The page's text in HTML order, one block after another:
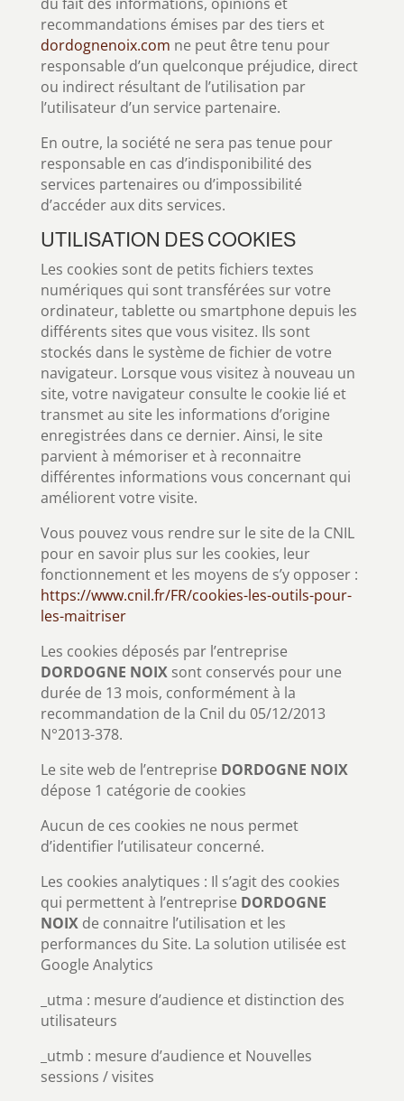
recommandations émises par des tiers et
dordognenoix.com ne peut être tenu pour
responsable d’un quelconque préjudice, direct
ou indirect résultant de l’utilisation par
l’utilisateur d’un service partenaire.
En outre, la société ne sera pas tenue pour
responsable en cas d’indisponibilité des
services partenaires ou d’impossibilité
d’accéder aux dits services.
UTILISATION DES COOKIES
Les cookies sont de petits fichiers textes
numériques qui sont transférées sur votre
ordinateur, tablette ou smartphone depuis les
différents sites que vous visitez. Ils sont
stockés dans le système de fichier de votre
navigateur. Lorsque vous visitez à nouveau un
site, votre navigateur consulte le cookie lié et
transmet au site les informations d’origine
enregistrées dans ce dernier. Ainsi, le site
parvient à mémoriser et à reconnaitre
différentes informations vous concernant qui
améliorent votre visite.
Vous pouvez vous rendre sur le site de la CNIL
pour en savoir plus sur les cookies, leur
fonctionnement et les moyens de s’y opposer :
https://www.cnil.fr/FR/cookies-les-outils-pour-
les-maitriser
Les cookies déposés par l’entreprise
DORDOGNE NOIXsont conservés pour une
durée de 13 mois, conformément à la
recommandation de la Cnil du 05/12/2013
N°2013-378.
Le site web de l’entreprise DORDOGNE NOIX
dépose 1 catégorie de cookies
Aucun de ces cookies ne nous permet
d’identifier l’utilisateur concerné.
Les cookies analytiques : Il s’agit des cookies
qui permettent à l’entreprise DORDOGNE
NOIXde connaitre l’utilisation et les
performances du Site. La solution utilisée est
Google Analytics
_utma : mesure d’audience et distinction des
utilisateurs
_utmb : mesure d’audience et Nouvelles
sessions / visites